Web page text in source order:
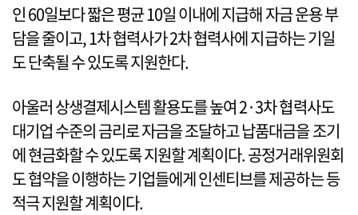
인 60일보다 짧은 평균 10일 이내에 지급해 자금 운용 부
담을 줄이고, 1차 협력사가 2차 협력사에 지급하는 기일
도 단축될 수 있도록 지원한다.
아울러 상생결제시스템 활용도를 높여 2·3차 협력사도
대기업 수준의 금리로 자금을 조달하고 납품대금을 조기
에 현금화할 수 있도록 지원할 계획이다. 공정거래위원회
도 협약을 이행하는 기업들에게 인센티브를 제공하는 등
적극 지원할 계획이다.